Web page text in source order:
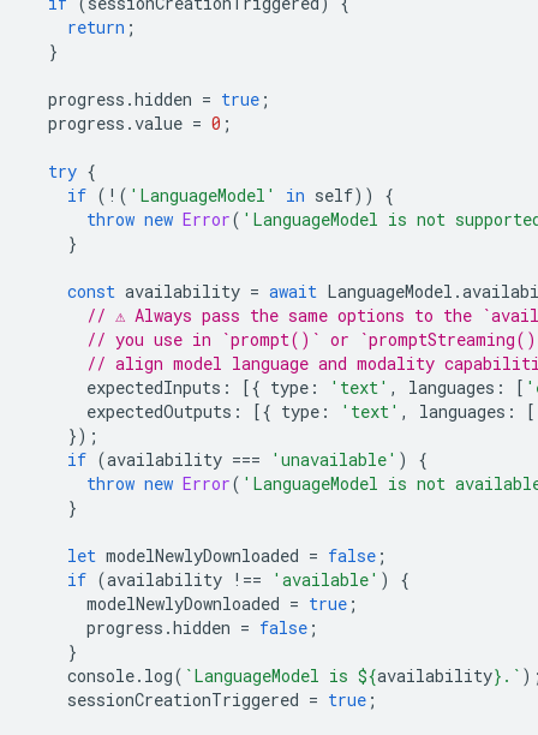
return ;
}
progress .hidden = true ;
progress .value = 0 ;
try {
if ( ! ( 'LanguageModel' in self))
{
throw new Error( 'LanguageModel is not
}
const availability = await LanguageModel .
// ⚠️ Always pass the same options to the
// you use in `prompt()` or
// align model language and modality
expectedInputs : [{ type : 'text' , languages : [
expectedOutputs : [{ type : 'text' , languages : [
});
if (availability === 'unavailable' )
{
throw new Error( 'LanguageModel is not
}
let modelNewlyDownloaded = false ;
if (availability !== 'available' )
{
modelNewlyDownloaded = true ;
progress .hidden = false ;
}
console. log( `LanguageModel is ${availability} .`
sessionCreationTriggered = true ;